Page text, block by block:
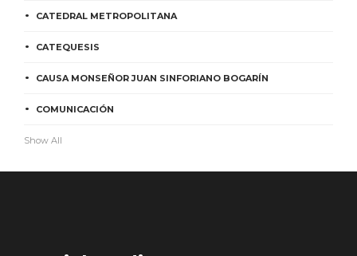
CATEDRAL METROPOLITANA
CATEQUESIS
CAUSA MONSEÑOR JUAN SINFORIANO BOGARÍN
COMUNICACIÓN
Show All